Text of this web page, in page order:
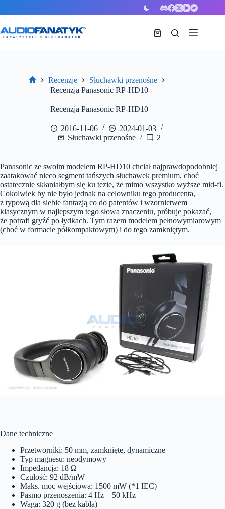
Koszyk
Strona
Recenzje
Słuchawki przenośne
Recenzja Panasonic RP-HD10
Recenzja Panasonic RP-HD10
2016-11-06
2024-01-03
Słuchawki przenośne
2
Panasonic ze swoim modelem RP-HD10 chciał najprawdopodobniej
zaatakować nieco segment tańszych słuchawek premium, choć
ostatecznie skłaniałbym się ku tezie, że mimo wszystko wyższe mid-fi.
Cokolwiek by nie było jednak na celowniku tego producenta,
z typową dla siebie fantazją co do patentów i wzornictwem
klasycznym w najlepszym tego słowa znaczeniu, próbuje pokazać,
że potrafi gryźć po łydkach. Tym razem modelem pełnowymiarowym
(choć w formacie półkompaktowym) i do tego zamkniętym.
Dane techniczne
Przetworniki: 50 mm, zamknięte, dynamiczne
Typ magnesu: neodymowy
Impedancja: 18 Ω
Czułość: 92 dB/mW
Maks. moc wejściowa: 1500 mW (*1 IEC)
Pasmo przenoszenia: 4 Hz – 50 kHz
Waga: 320 g (bez kabla)